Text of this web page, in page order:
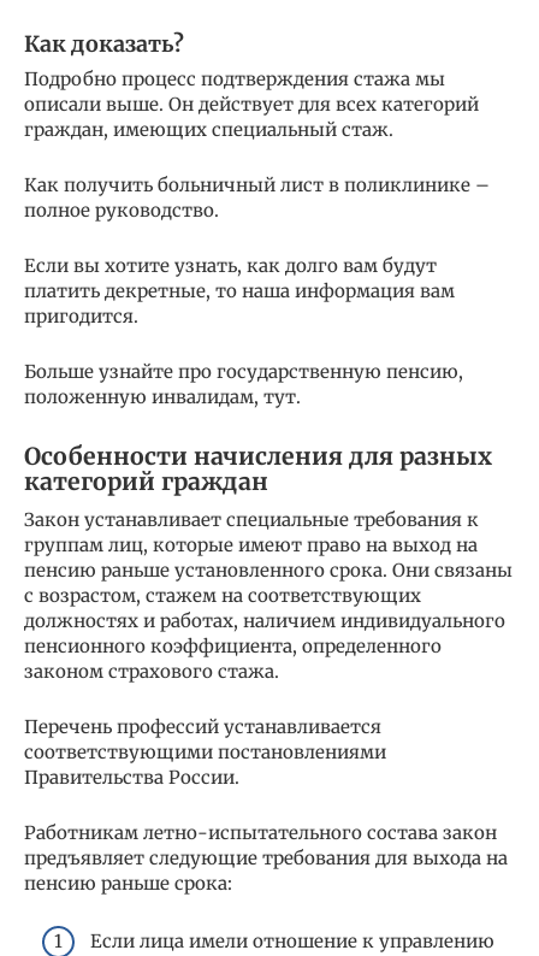
Как доказать?
Подробно процесс подтверждения стажа мы
описали выше. Он действует для всех категорий
граждан, имеющих специальный стаж.
Как получить больничный лист в поликлинике –
полное руководство.
Если вы хотите узнать, как долго вам будут
платить декретные, то наша информация вам
пригодится.
Больше узнайте про государственную пенсию,
положенную инвалидам, тут.
Особенности начисления для разных
категорий граждан
Закон устанавливает специальные требования к
группам лиц, которые имеют право на выход на
пенсию раньше установленного срока. Они связаны
с возрастом, стажем на соответствующих
должностях и работах, наличием индивидуального
пенсионного коэффициента, определенного
законом страхового стажа.
Перечень профессий устанавливается
соответствующими постановлениями
Правительства России.
Работникам летно-испытательного состава закон
предъявляет следующие требования для выхода на
пенсию раньше срока:
Если лица имели отношение к управлению